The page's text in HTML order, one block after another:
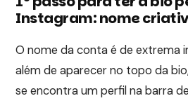
Instagram: nome
O nome da conta é de extrema
além de aparecer no topo da
se encontra um perfil na barra